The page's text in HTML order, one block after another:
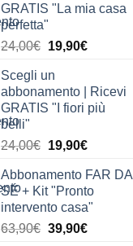
GRATIS "La mia casa
perfetta"
24,00€ Il
originale
era:
24,00€.
19,90€Il
è:
19,90€.
Scegli un
abbonamento | Ricevi
GRATIS "I fiori più
belli"
24,00€ Il
originale
era:
24,00€.
19,90€Il
attuale
è:
19,90€.
Abbonamento FAR DA
SÉ + Kit "Pronto
intervento casa"
63,90€ Il
39,90€Il